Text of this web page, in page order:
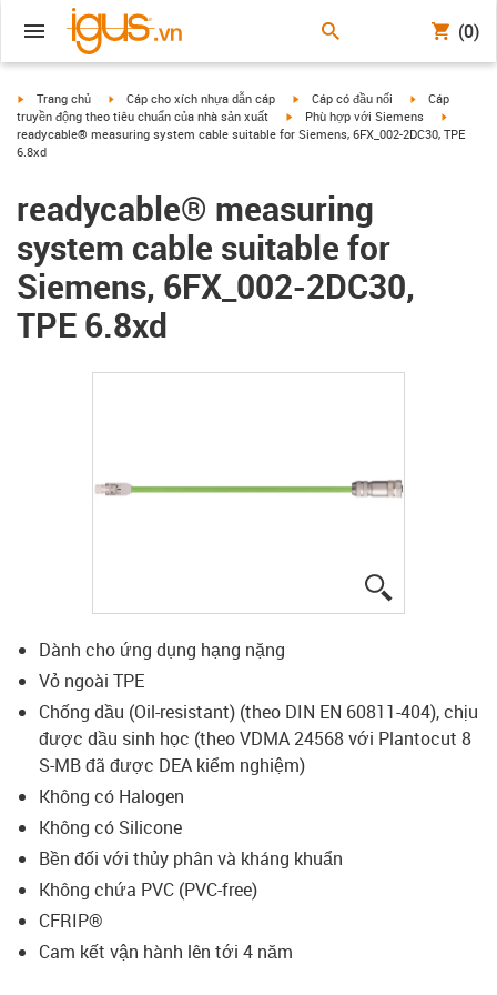
(0)
igus-icon-arrow-right
Trang chủ igus-icon-arrow-right
Cáp cho xích nhựa dẫn cáp igus-icon-arrow-right
Cáp có đầu nối igus-icon-
Cáp
truyền động theo tiêu chuẩn của nhà sản xuất
igus-icon-arrow-right
Phù hợp với Siemens
readycable® measuring system cable suitable for Siemens, 6FX_002-2DC30, TPE
6.8xd
readycable® measuring
system cable suitable for
Siemens, 6FX_002-2DC30,
TPE 6.8xd
Dành cho ứng dụng hạng nặng
Vỏ ngoài TPE
Chống dầu (Oil-resistant) (theo DIN EN 60811-404), chịu
được dầu sinh học (theo VDMA 24568 với Plantocut 8
S-MB đã được DEA kiểm nghiệm)
Không có Halogen
Không có Silicone
Bền đối với thủy phân và kháng khuẩn
Không chứa PVC (PVC-free)
CFRIP®
Cam kết vận hành lên tới 4 năm